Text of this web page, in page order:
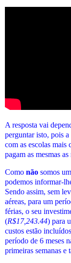
A resposta vai
perguntar isto, pois
com as escolas mais
pagam as mesmas
Como não somos
podemos informar-
Sendo assim, sem
aéreas, para um
férias, o seu
(R$17,243.44) para
custos estão
período de 6 meses
primeiras semanas e